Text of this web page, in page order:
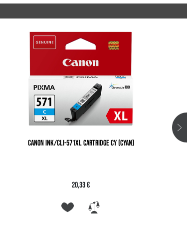
CANON INK/CLI-571XL CARTRIDGE CY (CYAN)
20,33 €